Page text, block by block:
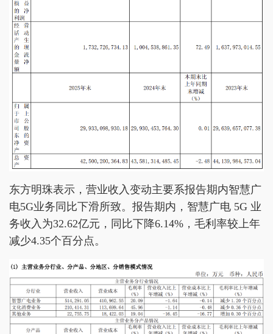
东方明珠表示，营业收入变动主要系报告期内智慧广
电5G业务同比下滑所致。报告期内，智慧广电 5G 业
务收入为32.62亿元，同比下降6.14%，毛利率较上年
减少4.35个百分点。